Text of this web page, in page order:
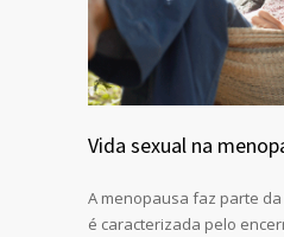
Vida sexual na
A menopausa faz parte
é caracterizada pelo